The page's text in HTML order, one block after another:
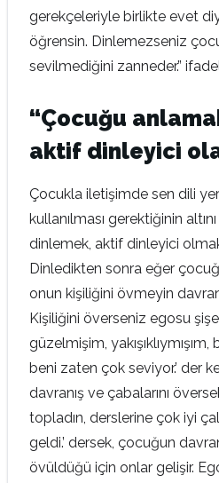
gerekçeleriyle birlikte evet
öğrensin. Dinlemezseniz
sevilmediğini zanneder.”
“Çocuğu
aktif dinleyici
Çocukla iletişimde sen dili
kullanılması gerektiğinin
dinlemek, aktif dinleyici
Dinledikten sonra eğer
onun kişiliğini övmeyin
Kişiliğini överseniz egosu
güzelmişim,
beni zaten çok seviyor.’ der
davranış ve çabalarını
topladın, derslerine çok iyi
geldi.’ dersek, çocuğun
övüldüğü için onlar gelişir.